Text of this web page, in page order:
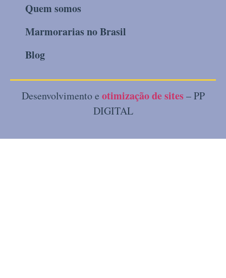
Quem somos
Marmorarias no Brasil
Blog
Desenvolvimento e otimização de sites – PP
DIGITAL